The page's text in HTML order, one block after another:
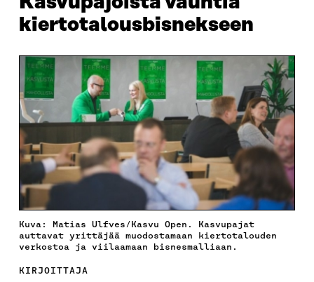
kiertotalousbisnekseen
Kuva: Matias Ulfves/Kasvu Open. Kasvupajat
auttavat yrittäjää muodostamaan kiertotalouden
verkostoa ja viilaamaan bisnesmalliaan.
KIRJOITTAJA